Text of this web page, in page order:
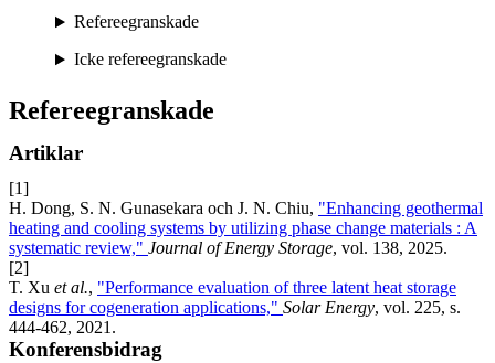
Refereegranskade
Artiklar
[1]
H. Dong, S. N. Gunasekara och J. N. Chiu, "Enhancing geothermal
heating and cooling systems by utilizing phase change materials : A
systematic review," Journal of Energy Storage, vol. 138, 2025.
[2]
T. Xu et al., "Performance evaluation of three latent heat storage
designs for cogeneration applications," Solar Energy, vol. 225, s.
444-462, 2021.
Konferensbidrag
Refereegranskade
Icke refereegranskade